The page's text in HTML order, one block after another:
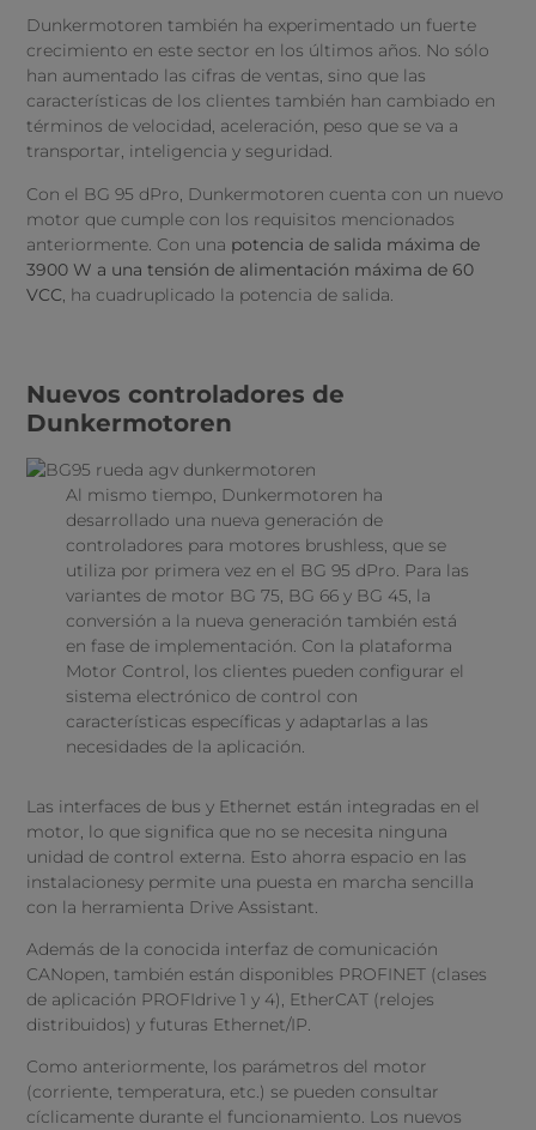
Dunkermotoren también ha experimentado un fuerte
crecimiento en este sector en los últimos años. No sólo
han aumentado las cifras de ventas, sino que las
características de los clientes también han cambiado en
términos de velocidad, aceleración, peso que se va a
transportar, inteligencia y seguridad.
Con el BG 95 dPro, Dunkermotoren cuenta con un nuevo
motor que cumple con los requisitos mencionados
anteriormente. Con una potencia de salida máxima de
3900 W a una tensión de alimentación máxima de 60
VCC , ha cuadruplicado la potencia de salida.
Nuevos controladores de
Dunkermotoren
Al mismo tiempo, Dunkermotoren ha
desarrollado una nueva generación de
controladores para motores brushless, que se
utiliza por primera vez en el BG 95 dPro. Para las
variantes de motor BG 75, BG 66 y BG 45, la
conversión a la nueva generación también está
en fase de implementación. Con la plataforma
Motor Control, los clientes pueden configurar el
sistema electrónico de control con
características específicas y adaptarlas a las
necesidades de la aplicación.
Las interfaces de bus y Ethernet están integradas en el
motor, lo que significa que no se necesita ninguna
unidad de control externa. Esto ahorra espacio en las
instalacionesy permite una puesta en marcha sencilla
con la herramienta Drive Assistant.
Además de la conocida interfaz de comunicación
CANopen, también están disponibles PROFINET (clases
de aplicación PROFIdrive 1 y 4), EtherCAT (relojes
distribuidos) y futuras Ethernet/IP.
Como anteriormente, los parámetros del motor
(corriente, temperatura, etc.) se pueden consultar
cíclicamente durante el funcionamiento. Los nuevos